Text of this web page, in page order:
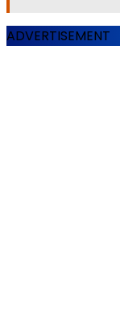
ADVERTISEMENT